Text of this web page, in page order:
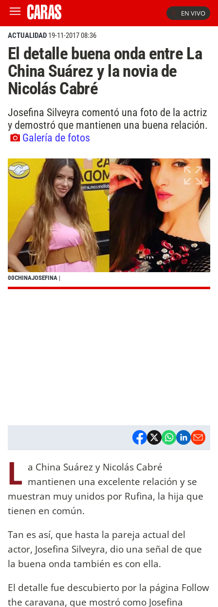
EN VIVO
ACTUALIDAD 19-11-2017 08:36
El detalle buena onda entre La
China Suárez y la novia de
Nicolás Cabré
Josefina Silveyra comentó una foto de la actriz
y demostró que mantienen una buena relación.
Galería de fotos
00CHINAJOSEFINA |
L a China Suárez y Nicolás Cabré
mantienen una excelente relación y se
muestran muy unidos por Rufina, la hija que
tienen en común.
Tan es así, que hasta la pareja actual del
actor, Josefina Silveyra, dio una señal de que
la buena onda también es con ella.
El detalle fue descubierto por la página Follow
the caravana, que mostró como Josefina